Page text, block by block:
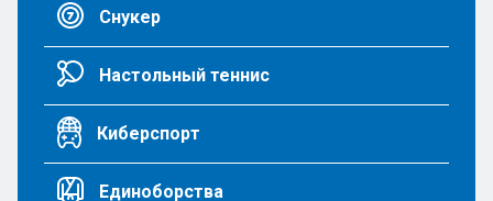
Снукер
Настольный теннис
Киберспорт
Единоборства